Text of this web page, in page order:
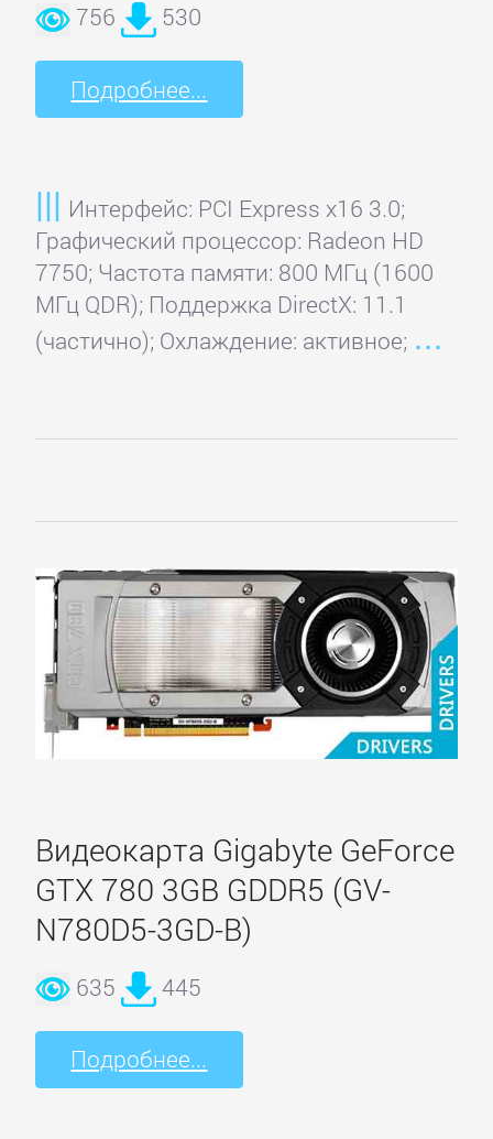
756 530
Подробнее...
Интерфейс: PCI Express x16 3.0;
Графический процессор: Radeon HD
7750; Частота памяти: 800 МГц (1600
МГц QDR); Поддержка DirectX: 11.1
(частично); Охлаждение: активное;
Видеокарта Gigabyte GeForce
GTX 780 3GB GDDR5 (GV-
N780D5-3GD-B)
635 445
Подробнее...